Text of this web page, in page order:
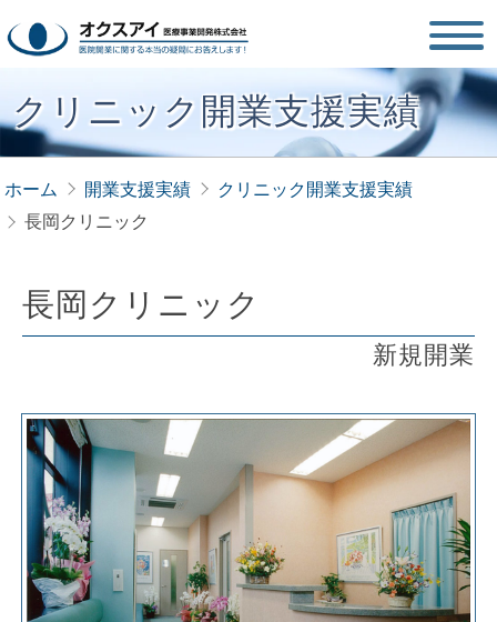
クリニック開業支援実績
ホーム 開業支援実績
クリニック開業支援実績
長岡クリニック
長岡クリニック
新規開業